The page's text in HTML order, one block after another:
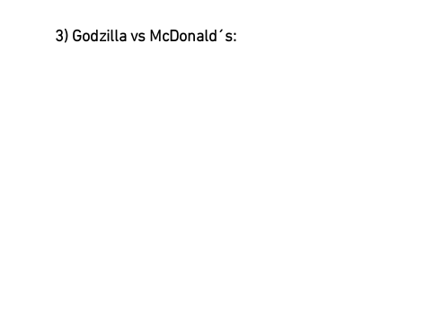
3) Godzilla vs McDonald´s: